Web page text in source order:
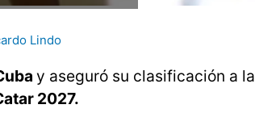
Lindo
y aseguró su clasificación a la
2027.